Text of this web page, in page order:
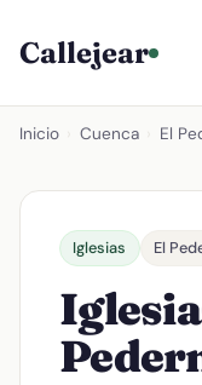
Callejear
Inicio Cuenca El
Iglesias El